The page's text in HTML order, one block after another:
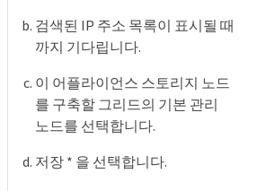
검색된 IP 주소 목록이 표시될 때
까지 기다립니다.
이 어플라이언스 스토리지 노드
를 구축할 그리드의 기본 관리
노드를 선택합니다.
저장 * 을 선택합니다.